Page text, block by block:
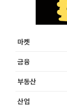
마켓
금융
부동산
산업